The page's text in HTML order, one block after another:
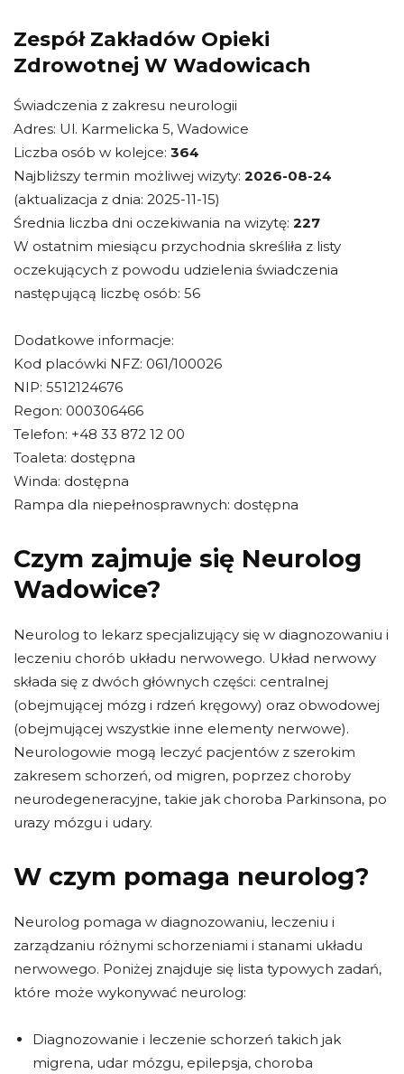
Zespół Zakładów Opieki
Zdrowotnej W Wadowicach
Świadczenia z zakresu neurologii
Adres: Ul. Karmelicka 5, Wadowice
Liczba osób w kolejce: 364
Najbliższy termin możliwej wizyty: 2026-08-24
(aktualizacja z dnia: 2025-11-15)
Średnia liczba dni oczekiwania na wizytę: 227
W ostatnim miesiącu przychodnia skreśliła z listy
oczekujących z powodu udzielenia świadczenia
następującą liczbę osób: 56
Dodatkowe informacje:
Kod placówki NFZ: 061/100026
NIP: 5512124676
Regon: 000306466
Telefon: +48 33 872 12 00
Toaleta: dostępna
Winda: dostępna
Rampa dla niepełnosprawnych: dostępna
Czym zajmuje się Neurolog
Wadowice?
Neurolog to lekarz specjalizujący się w diagnozowaniu i
leczeniu chorób układu nerwowego. Układ nerwowy
składa się z dwóch głównych części: centralnej
(obejmującej mózg i rdzeń kręgowy) oraz obwodowej
(obejmującej wszystkie inne elementy nerwowe).
Neurologowie mogą leczyć pacjentów z szerokim
zakresem schorzeń, od migren, poprzez choroby
neurodegeneracyjne, takie jak choroba Parkinsona, po
urazy mózgu i udary.
W czym pomaga neurolog?
Neurolog pomaga w diagnozowaniu, leczeniu i
zarządzaniu różnymi schorzeniami i stanami układu
nerwowego. Poniżej znajduje się lista typowych zadań,
które może wykonywać neurolog:
Diagnozowanie i leczenie schorzeń takich jak
migrena, udar mózgu, epilepsja, choroba